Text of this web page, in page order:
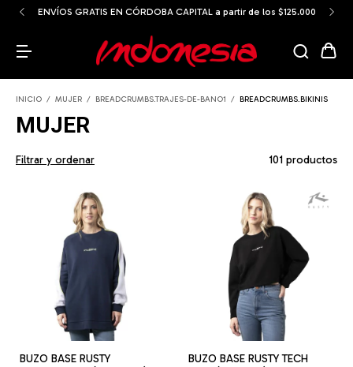
ENVÍOS GRATIS EN CÓRDOBA CAPITAL a partir de los $125.000
INICIO / MUJER / BREADCRUMBS.TRAJES-DE-BANO1 / BREADCRUMBS.BIKINIS
MUJER
Filtrar y ordenar 101 productos
BUZO BASE RUSTY
BUZO BASE RUSTY TECH